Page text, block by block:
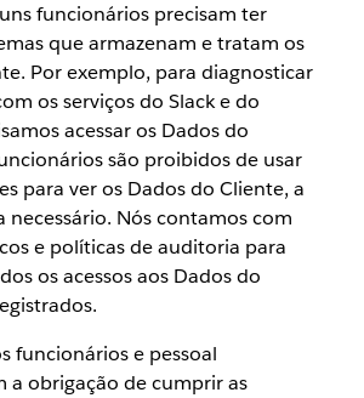
funcionários precisam ter
que armazenam e tratam os
Por exemplo, para diagnosticar
os serviços do Slack e do
acessar os Dados do
são proibidos de usar
para ver os Dados do Cliente, a
necessário. Nós contamos com
e políticas de auditoria para
os acessos aos Dados do
funcionários e pessoal
a obrigação de cumprir as